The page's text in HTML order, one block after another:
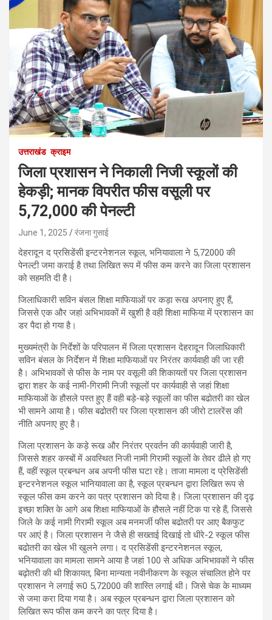
उत्तराखंड क्राइम
जिला प्रशासन ने निकाली निजी स्कूलों की
हेकड़ी; मानक विपरीत फीस वसूली पर
5,72,000 की पेनल्टी
June 1, 2025 रंजना गुसाई
देहरादून द प्रसिडेंसी इन्टरनेशनल स्कूल, भनियावाला ने 5,72000 की
पेनल्टी जमा कराई है तथा लिखित रूप में फीस कम करने का जिला प्रशासन
को सहमति दी है।
जिलाधिकारी सविन बंसल शिक्षा माफियाओं पर कड़ा रूख अपनाए हुए हैं,
जिससे एक और जहां अभिभावकों में खुशी है वही शिक्षा माफिया में प्रशासन का
डर पैदा हो गया है।
मुख्यमंत्री के निर्देशों के परिपालन में जिला प्रशासन देहरादून जिलाधिकारी
सविन बंसल के निर्देशन में शिक्षा माफियाओं पर निरंतर कार्यवाही की जा रही
है। अभिभावकों से फीस के नाम पर वसूली की शिकायतों पर जिला प्रशासन
द्वारा शहर के कई नामी-गिरामी निजी स्कूलों पर कार्यवाही से जहां शिक्षा
माफियाओं के हौसले पस्त हुए हैं वही बड़े-बड़े स्कूलों का फीस बढोतरी का खेल
भी सामने आया है। फीस बढोतरी पर जिला प्रशासन की जीरो टालरेंस की
नीति अपनाए हुए है।
जिला प्रशासन के कड़े रूख और निरंतर प्रवर्तन की कार्यवाही जारी है,
जिससे शहर कस्बों में अवस्थित निजी नामी गिरामी स्कूलों के तेवर ढीले हो गए
हैं, वहीं स्कूल प्रबन्धन अब अपनी फीस घटा रहे। ताजा मामला द प्रेसिडेंसी
इन्टरनेशनल स्कूल भानियावाला का है, स्कूल प्रबन्धन द्वारा लिखित रूप से
स्कूल फीस कम करने का पत्र प्रशासन को दिया है। जिला प्रशासन की दृढ़
इच्छा शक्ति के आगे अब शिक्षा माफियाओं के हौसले नहीं टिक पा रहे हैं, जिससे
जिले के कई नामी गिरामी स्कूल अब मनमर्जी फीस बढोतरी पर आए बैकफुट
पर आएं है। जिला प्रशासन ने जैसे ही सख्ताई दिखाई तो धीरे-2 स्कूल फीस
बढोतरी का खेल भी खुलने लगा। द प्रसिडेंसी इन्टरनेशनल स्कूल,
भनियावाला का मामला सामने आया है जहां 100 से अधिक अभिभावकों ने फीस
बढ़ोतरी की थी शिकायत, बिना मान्यता नवीनीकरण के स्कूल संचालित होने पर
प्रशासन ने लगाई रू0 5,72000 की शास्ति लगाई थी। जिसे चेक के माध्यम
से जमा करा दिया गया है। अब स्कूल प्रबन्धन द्वारा जिला प्रशासन को
लिखित रूप फीस कम करने का पत्र दिया है।